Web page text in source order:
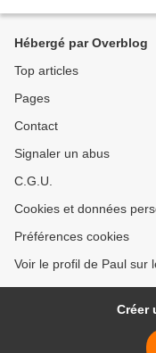
Hébergé par Overblog
Top articles
Pages
Contact
Signaler un abus
C.G.U.
Cookies et données
Préférences cookies
Voir le profil de Paul sur
Créer